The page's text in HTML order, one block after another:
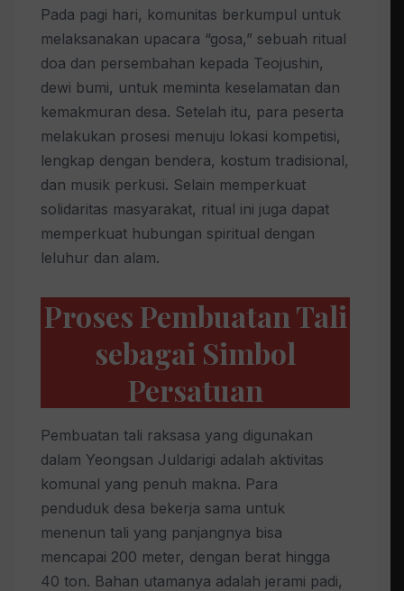
Pada pagi hari, komunitas berkumpul untuk
melaksanakan upacara “gosa,” sebuah ritual
doa dan persembahan kepada Teojushin,
dewi bumi, untuk meminta keselamatan dan
kemakmuran desa. Setelah itu, para peserta
melakukan prosesi menuju lokasi kompetisi,
lengkap dengan bendera, kostum tradisional,
dan musik perkusi. Selain memperkuat
solidaritas masyarakat, ritual ini juga dapat
memperkuat hubungan spiritual dengan
leluhur dan alam.
Proses Pembuatan Tali
sebagai Simbol
Persatuan
Pembuatan tali raksasa yang digunakan
dalam Yeongsan Juldarigi adalah aktivitas
komunal yang penuh makna. Para
penduduk desa bekerja sama untuk
menenun tali yang panjangnya bisa
mencapai 200 meter, dengan berat hingga
40 ton. Bahan utamanya adalah jerami padi,